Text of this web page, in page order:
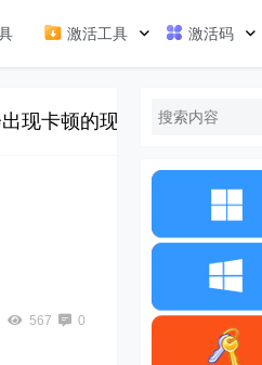
激活工具 激活码
顿的现象，因此小编
567 0